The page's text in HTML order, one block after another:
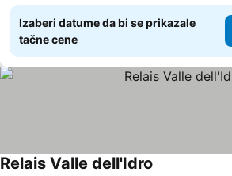
Izaberi datume da bi se prikazale
tačne cene
Relais Valle dell'Idro